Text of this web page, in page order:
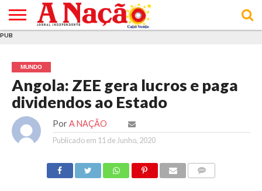
E DE
COOKIES
DE
UTILIZAÇÃO
PUB
MUNDO
Angola: ZEE gera lucros e paga
dividendos ao Estado
Por A NAÇÃO
Publicado em 11 de Junho, 2020